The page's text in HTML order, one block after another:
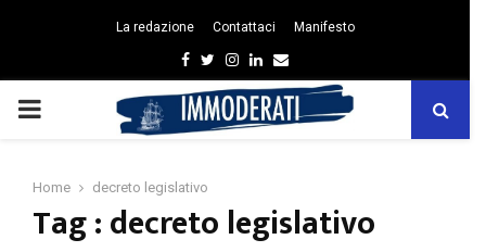
La redazione Contattaci Manifesto
Facebook
Twitter
Instagram
Linkedin
Email
PRIMARY
Home decreto legislativo
Tag : decreto legislativo